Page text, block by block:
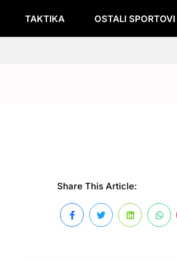
TAKTIKA OSTALI SPORTOVI
Share This Article: